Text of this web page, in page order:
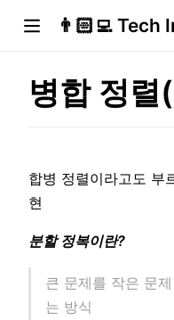
👨🏻‍💻 Tech
병합 정
합병 정렬이라고도 부
현
분할 정복이란?
큰 문제를 작은 문
는 방식